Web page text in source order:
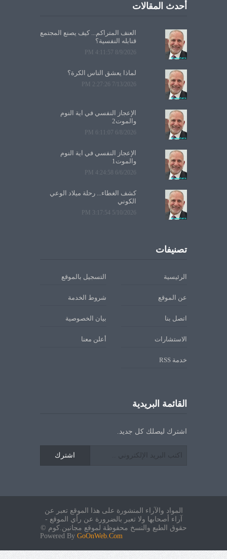
أحدث المقالات
العنف المتراكم... كيف يصنع المجتمع
قنابله النفسية؟
8/9/2026 4:11:57 PM
لماذا يعشق الناس الكرة؟
7/13/2026 2:27:26 PM
الإعجاز النفسي في آية النوم
والموت2
6/8/2026 6:11:07 PM
الإعجاز النفسي في آية النوم
والموت1
6/6/2026 4:24:58 PM
كشف الغطاء... رحلة ميلاد الوعي
الكوني
5/10/2026 3:17:54 PM
تصنيفات
الرئيسية التسجيل بالموقع
عن الموقع شروط الخدمة
اتصل بنا بيان الخصوصية
الاستشارات أعلن معنا
خدمة RSS
القائمة البريدية
اشترك ليصلك كل جديد.
اشترك
المواد والآراء المنشورة على هذا الموقع تعبر عن
آراء أصحابها ولا تعبر بالضرورة عن رأي الموقع -
حقوق الطبع والنسخ محفوظة لموقع مجانين.كوم ©
Powered By GoOnWeb.Com